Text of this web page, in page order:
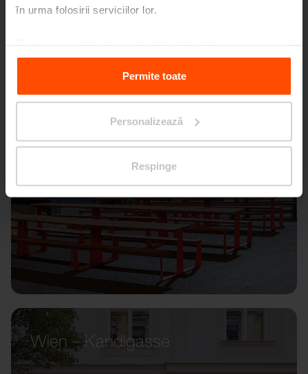
în urma folosirii serviciilor lor.
vizitațiPrinciples Relating to the Processing Personal
Permite toate
Personalizează
Respinge
Wien – Kandlgasse